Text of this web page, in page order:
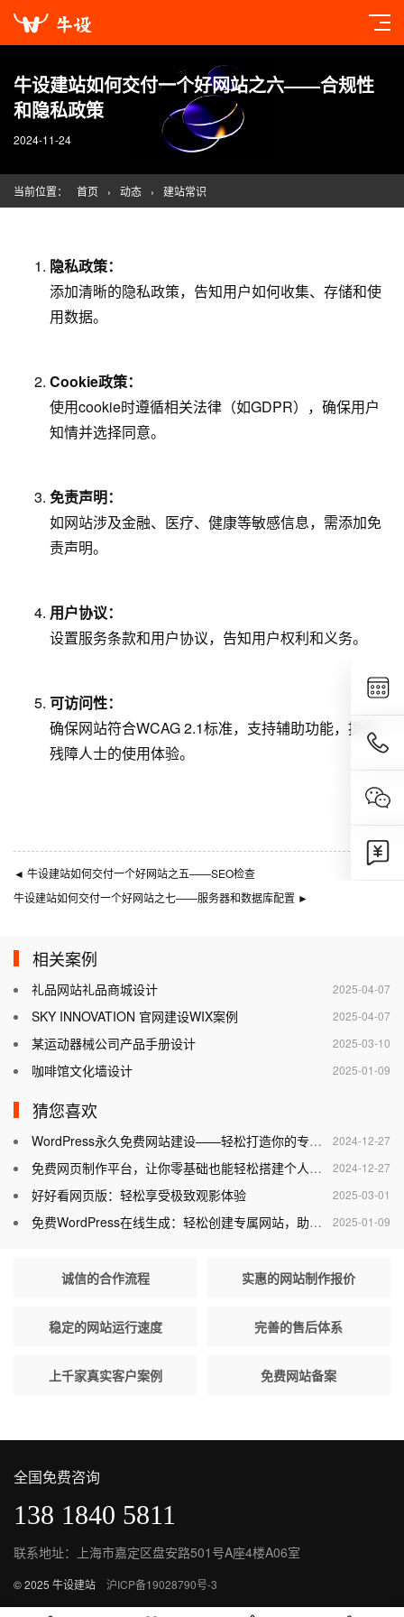
牛设建站如何交付一个好网站之六——合规性
和隐私政策
2024-11-24
当前位置： 首页 › 动态 › 建站常识
隐私政策：
添加清晰的隐私政策，告知用户如何收集、存储和使
用数据。
Cookie政策：
使用cookie时遵循相关法律（如GDPR），确保用户
知情并选择同意。
免责声明：
如网站涉及金融、医疗、健康等敏感信息，需添加免
责声明。
用户协议：
设置服务条款和用户协议，告知用户权利和义务。
可访问性：
确保网站符合WCAG 2.1标准，支持辅助功能，提升
残障人士的使用体验。
◄ 牛设建站如何交付一个好网站之五——SEO检查
牛设建站如何交付一个好网站之七——服务器和数据库配置 ►
相关案例
2025-04-07
礼品网站礼品商城设计
2025-04-07
SKY INNOVATION 官网建设WIX案例
2025-03-10
某运动器械公司产品手册设计
2025-01-09
咖啡馆文化墙设计
猜您喜欢
2024-12-27
WordPress永久免费网站建设——轻松打造你的专属网站
2024-12-27
免费网页制作平台，让你零基础也能轻松搭建个人网站
2025-03-01
好好看网页版：轻松享受极致观影体验
2025-01-09
免费WordPress在线生成：轻松创建专属网站，助力个人与企业腾飞
诚信的合作流程 实惠的网站制作报价
稳定的网站运行速度 完善的售后体系
上千家真实客户案例 免费网站备案
全国免费咨询
138 1840 5811
联系地址：上海市嘉定区盘安路501号A座4楼A06室
© 2025 牛设建站 沪ICP备19028790号-3